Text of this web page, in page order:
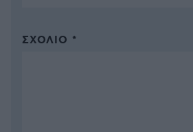
ΣΧΌΛΙΟ *